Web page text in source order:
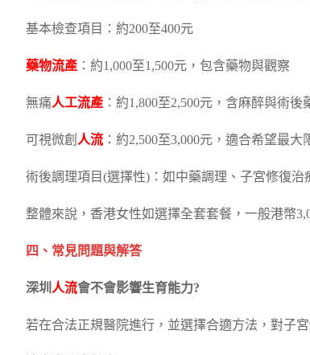
基本檢查項目：約200至400元
藥物流產 ：約1,000至1,500元，包含藥物與觀察
無痛人工流產 ：約1,800至2,500元，含麻醉與術後
可視微創 人流 ：約2,500至3,000元，適合希望最大
術後調理項目(選擇性)：如中藥調理、子宮修復治
整體來說，香港女性如選擇全套套餐，一般港幣
四、常見問題與解答
深圳 人流會不會影響生育能力?
若在合法正規醫院進行，並選擇合適方法，對子